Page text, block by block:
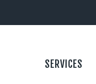
SERVICES